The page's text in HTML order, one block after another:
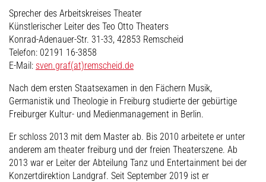
Sprecher des Arbeitskreises Theater
Künstlerischer Leiter des Teo Otto Theaters
Konrad-Adenauer-Str. 31-33, 42853 Remscheid
Telefon: 02191 16-3858
E-Mail: sven.graf(at)remscheid.de
Nach dem ersten Staatsexamen in den Fächern Musik,
Germanistik und Theologie in Freiburg studierte der gebürtige
Freiburger Kultur- und Medienmanagement in Berlin.
Er schloss 2013 mit dem Master ab. Bis 2010 arbeitete er unter
anderem am theater freiburg und der freien Theaterszene. Ab
2013 war er Leiter der Abteilung Tanz und Entertainment bei der
Konzertdirektion Landgraf. Seit September 2019 ist er